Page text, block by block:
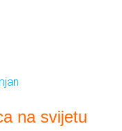
na svijetu